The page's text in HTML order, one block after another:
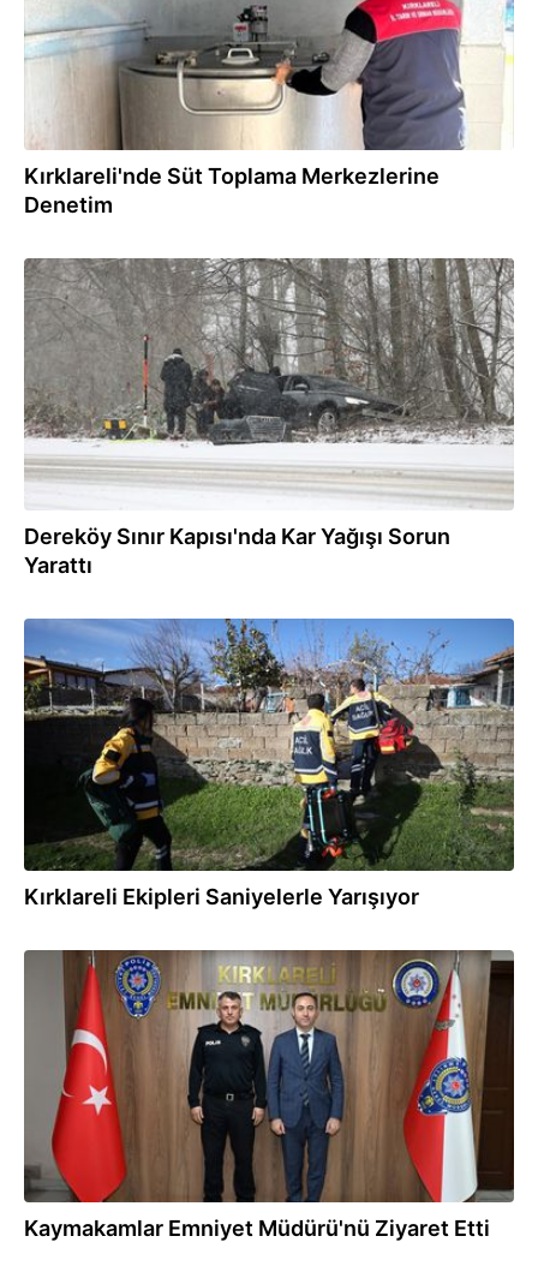
Kırklareli'nde Süt Toplama Merkezlerine
Denetim
28.12.2025
Dereköy Sınır Kapısı'nda Kar Yağışı Sorun
Yarattı
07.12.2025
Kırklareli Ekipleri Saniyelerle Yarışıyor
12.11.2025
Kaymakamlar Emniyet Müdürü'nü Ziyaret Etti